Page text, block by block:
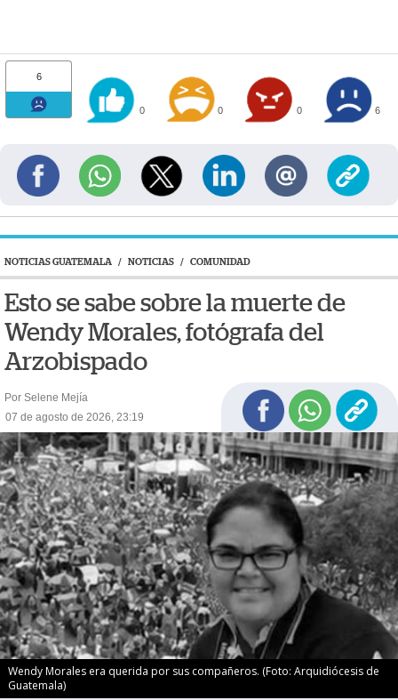
6
0 0 0 6
NOTICIAS GUATEMALA / NOTICIAS / COMUNIDAD
Esto se sabe sobre la muerte de
Wendy Morales, fotógrafa del
Arzobispado
Por Selene Mejía
07 de agosto de 2026, 23:19
Wendy Morales era querida por sus compañeros. (Foto: Arquidiócesis de
Guatemala)